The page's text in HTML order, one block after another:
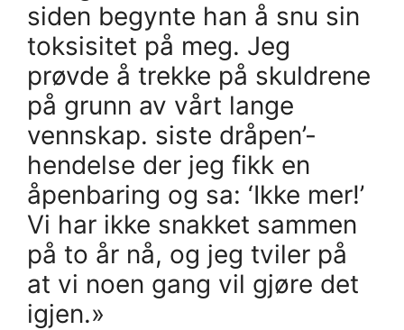
siden begynte han å snu sin
toksisitet på meg. Jeg
prøvde å trekke på skuldrene
på grunn av vårt lange
vennskap. siste dråpen’-
hendelse der jeg fikk en
åpenbaring og sa: ‘Ikke mer!’
Vi har ikke snakket sammen
på to år nå, og jeg tviler på
at vi noen gang vil gjøre det
igjen.»